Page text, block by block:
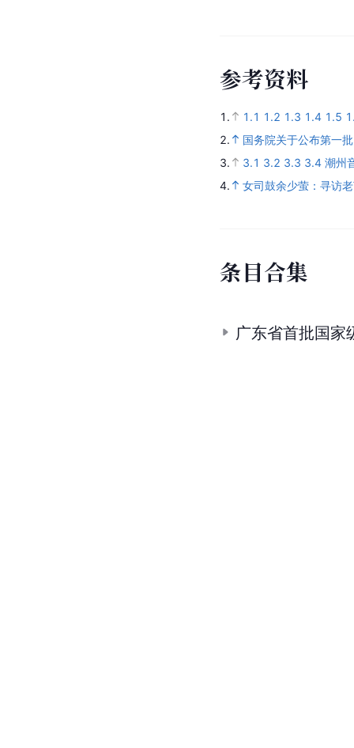
参考资料
1. 1.1 1.2 1.3 1.4 1.5
2.
国务院关于公布第一
3.
3.1 3.2 3.3 3.4 潮州
4.
女司鼓余少萤：寻访
条目合集
广东省首批国家